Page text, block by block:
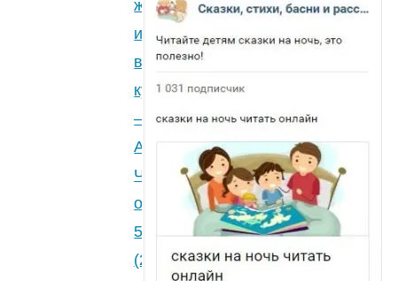
(1)
желавшая
играть
в
куклы
—
А.Линдгрен.
Читайте
онлайн.
5
(2)